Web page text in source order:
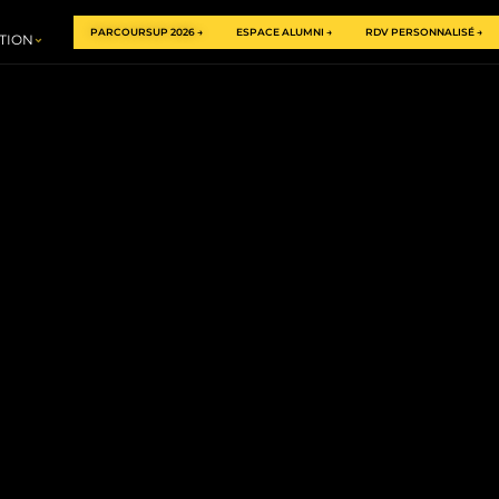
PARCOURSUP 2026 → ESPACE ALUMNI → RDV PERSONNALISÉ →